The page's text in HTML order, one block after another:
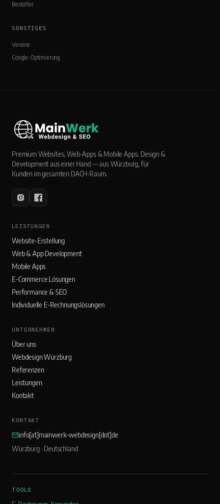
Bestatter
SONSTIGES
Vereine
Google-Optimierung
Premium Websites, Web-Apps & Mobile Apps. Design &
Development aus einer Hand — aus Würzburg, für
Kunden im gesamten DACH-Raum.
LEISTUNGEN
Website-Erstellung
Web & App Development
Mobile Apps
E-Commerce Lösungen
Performance & SEO
Individuelle E-Rechnungslösungen
UNTERNEHMEN
Über uns
Webdesign Würzburg
Referenzen
Leistungen
Kontakt
KONTAKT
info[at]mainwerk-webdesign[dot]de
Würzburg · Deutschland
TOOLS